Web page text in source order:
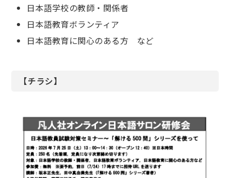
日本語学校の教師・関係者
日本語教育ボランティア
日本語教育に関心のある方 など
【チラシ】